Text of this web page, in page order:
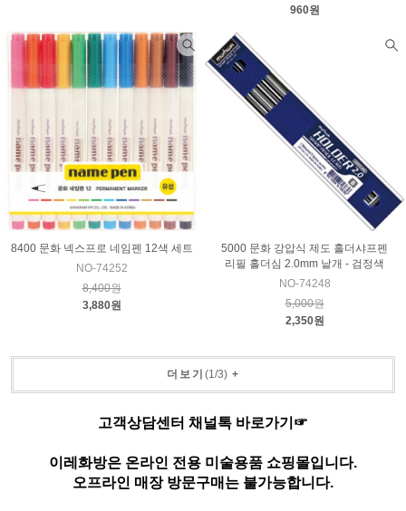
960원
8400 문화 넥스프로 네임펜 12색 세트
NO-74252
8,400원
3,880원
5000 문화 강압식 제도 홀더샤프펜
리필 홀더심 2.0mm 낱개 - 검정색
NO-74248
5,000원
2,350원
더보기 (1/3)+
고객상담센터 채널톡 바로가기☞
이레화방은 온라인 전용 미술용품 쇼핑몰입니다.
오프라인 매장 방문구매는 불가능합니다.